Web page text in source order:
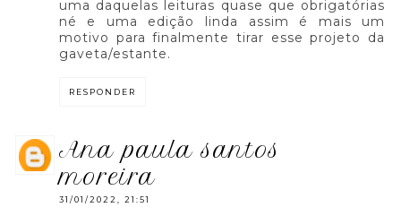
uma daquelas leituras quase que obrigatórias
né e uma edição linda assim é mais um
motivo para finalmente tirar esse projeto da
gaveta/estante.
RESPONDER
ana paula santos
moreira
31/01/2022, 21:51